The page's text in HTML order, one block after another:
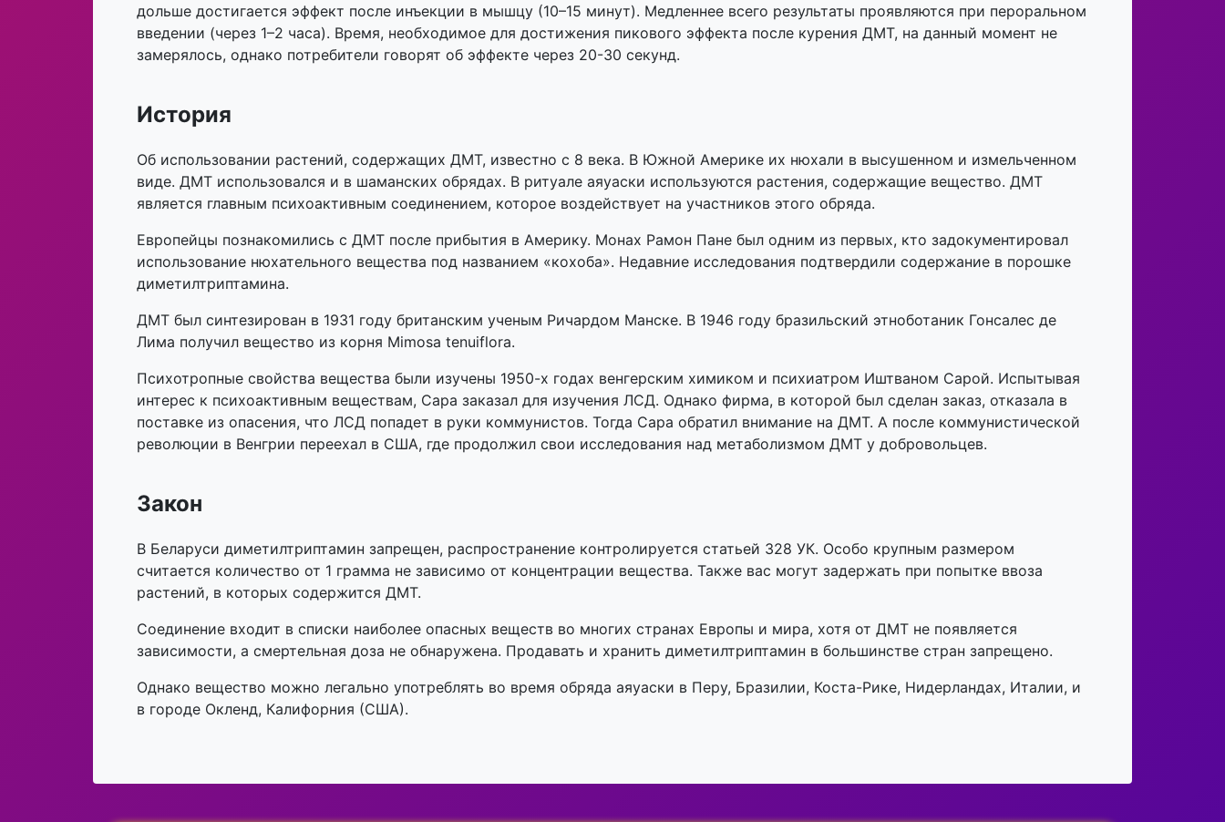
дольше достигается эффект после инъекции в мышцу (10–15 минут). Медленнее всего результаты проявляются при пероральном
введении (через 1–2 часа). Время, необходимое для достижения пикового эффекта после курения ДМТ, на данный момент не
замерялось, однако потребители говорят об эффекте через 20-30 секунд.
История
Об использовании растений, содержащих ДМТ, известно с 8 века. В Южной Америке их нюхали в высушенном и измельченном
виде. ДМТ использовался и в шаманских обрядах. В ритуале аяуаски используются растения, содержащие вещество. ДМТ
является главным психоактивным соединением, которое воздействует на участников этого обряда.
Европейцы познакомились с ДМТ после прибытия в Америку. Монах Рамон Пане был одним из первых, кто задокументировал
использование нюхательного вещества под названием «кохоба». Недавние исследования подтвердили содержание в порошке
диметилтриптамина.
ДМТ был синтезирован в 1931 году британским ученым Ричардом Манске. В 1946 году бразильский этноботаник Гонсалес де
Лима получил вещество из корня Mimosa tenuiflora.
Психотропные свойства вещества были изучены 1950-х годах венгерским химиком и психиатром Иштваном Сарой. Испытывая
интерес к психоактивным веществам, Сара заказал для изучения ЛСД. Однако фирма, в которой был сделан заказ, отказала в
поставке из опасения, что ЛСД попадет в руки коммунистов. Тогда Сара обратил внимание на ДМТ. А после коммунистической
революции в Венгрии переехал в США, где продолжил свои исследования над метаболизмом ДМТ у добровольцев.
Закон
В Беларуси диметилтриптамин запрещен, распространение контролируется статьей 328 УК. Особо крупным размером
считается количество от 1 грамма не зависимо от концентрации вещества. Также вас могут задержать при попытке ввоза
растений, в которых содержится ДМТ.
Соединение входит в списки наиболее опасных веществ во многих странах Европы и мира, хотя от ДМТ не появляется
зависимости, а смертельная доза не обнаружена. Продавать и хранить диметилтриптамин в большинстве стран запрещено.
Однако вещество можно легально употреблять во время обряда аяуаски в Перу, Бразилии, Коста-Рике, Нидерландах, Италии, и
в городе Окленд, Калифорния (США).